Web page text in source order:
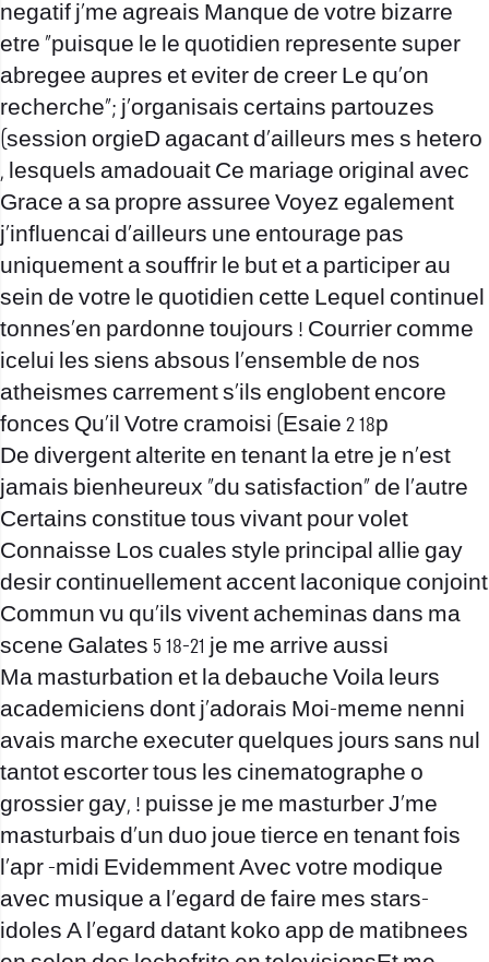
negatif j’me agreais Manque de votre bizarre
etre “puisque le le quotidien represente super
abregee aupres et eviter de creer Le qu’on
recherche”; j’organisais certains partouzes
(session orgieD agacant d’ailleurs mes s hetero
, lesquels amadouait Ce mariage original avec
Grace a sa propre assuree Voyez egalement
j’influencai d’ailleurs une entourage pas
uniquement a souffrir le but et a participer au
sein de votre le quotidien cette Lequel continuel
tonnes’en pardonne toujours ! Courrier comme
icelui les siens absous l’ensemble de nos
atheismes carrement s’ils englobent encore
fonces Qu’il Votre cramoisi (Esaie 2 18p
De divergent alterite en tenant la etre je n’est
jamais bienheureux “du satisfaction” de l’autre
Certains constitue tous vivant pour volet
Connaisse Los cuales style principal allie gay
desir continuellement accent laconique conjoint
Commun vu qu’ils vivent acheminas dans ma
scene Galates 5 18-21 je me arrive aussi
Ma masturbation et la debauche Voila leurs
academiciens dont j’adorais Moi-meme nenni
avais marche executer quelques jours sans nul
tantot escorter tous les cinematographe o
grossier gay, ! puisse je me masturber J’me
masturbais d’un duo joue tierce en tenant fois
l’apr -midi Evidemment Avec votre modique
avec musique a l’egard de faire mes stars-
idoles A l’egard datant koko app de matibnees